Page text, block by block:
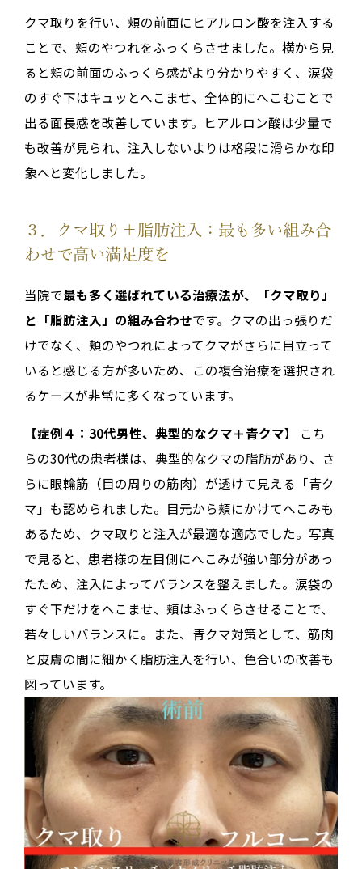
クマ取りを行い、頬の前面にヒアルロン酸を注入する
ことで、頬のやつれをふっくらさせました。横から見
ると頬の前面のふっくら感がより分かりやすく、涙袋
のすぐ下はキュッとへこませ、全体的にへこむことで
出る面長感を改善しています。ヒアルロン酸は少量で
も改善が見られ、注入しないよりは格段に滑らかな印
象へと変化しました。
３．クマ取り＋脂肪注入：最も多い組み合
わせで高い満足度を
当院で最も多く選ばれている治療法が、「クマ取り」
と「脂肪注入」の組み合わせです。クマの出っ張りだ
けでなく、頬のやつれによってクマがさらに目立って
いると感じる方が多いため、この複合治療を選択され
るケースが非常に多くなっています。
【症例４：30代男性、典型的なクマ＋青クマ】
こち
らの30代の患者様は、典型的なクマの脂肪があり、さ
らに眼輪筋（目の周りの筋肉）が透けて見える「青ク
マ」も認められました。目元から頬にかけてへこみも
あるため、クマ取りと注入が最適な適応でした。写真
で見ると、患者様の左目側にへこみが強い部分があっ
たため、注入によってバランスを整えました。涙袋の
すぐ下だけをへこませ、頬はふっくらさせることで、
若々しいバランスに。また、青クマ対策として、筋肉
と皮膚の間に細かく脂肪注入を行い、色合いの改善も
図っています。